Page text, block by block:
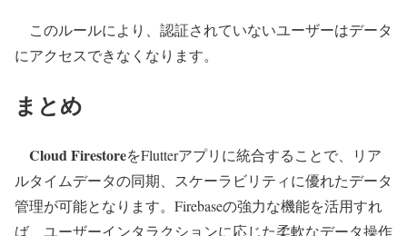
このルールにより、認証されていないユーザーはデータ
にアクセスできなくなります。
まとめ
Cloud FirestoreをFlutterアプリに統合することで、リア
ルタイムデータの同期、スケーラビリティに優れたデータ
管理が可能となります。Firebaseの強力な機能を活用すれ
ば、ユーザーインタラクションに応じた柔軟なデータ操作